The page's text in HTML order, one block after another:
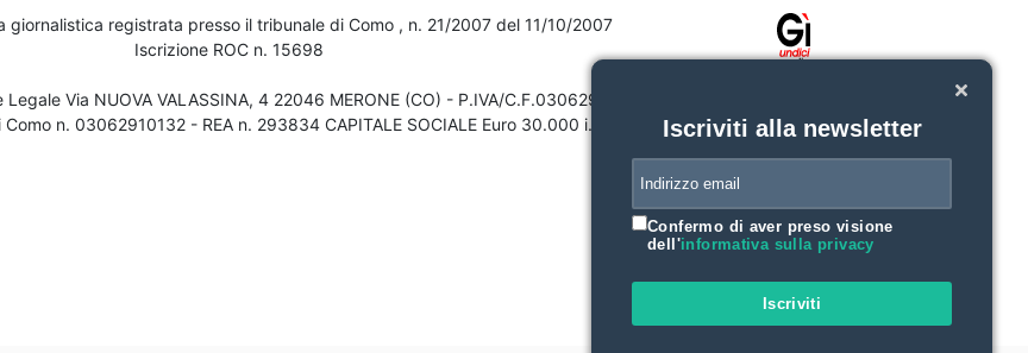
giornalistica registrata presso il tribunale di Como , n. 21/2007 del 11/10/2007
Iscrizione ROC n. 15698
Legale Via NUOVA VALASSINA, 4 22046 MERONE (CO) - P.IVA/C.F.03062910132
n. 03062910132 - REA n. 293834 CAPITALE SOCIALE Euro 30.000 i.v.
Iscriviti alla newsletter
Confermo di aver preso visione
dell'informativa sulla privacy
Iscriviti